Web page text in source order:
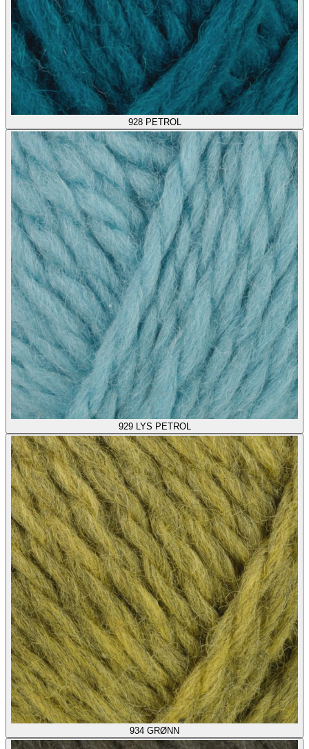
928 PETROL
929 LYS PETROL
934 GRØNN